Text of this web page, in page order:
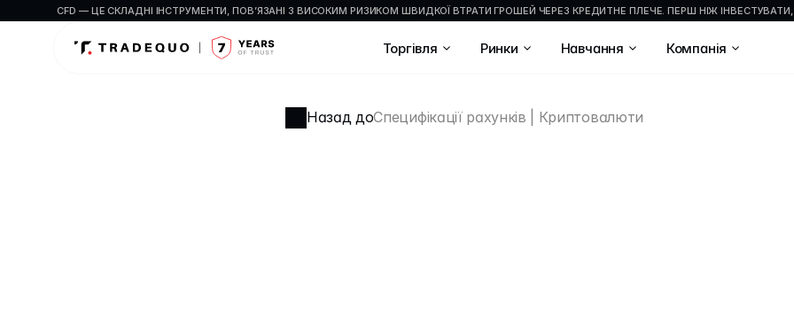
CFD — ЦЕ СКЛАДНІ ІНСТРУМЕНТИ, ПОВ’ЯЗАНІ З ВИСОКИМ РИЗИКОМ ШВИДКОЇ ВТРАТИ ГРОШЕЙ ЧЕРЕЗ КРЕДИТНЕ ПЛЕЧЕ. ПЕРШ НІЖ
Торгівля Ринки Навчання Компанія
Назад доСпецифікації рахунків | Криптовалюти